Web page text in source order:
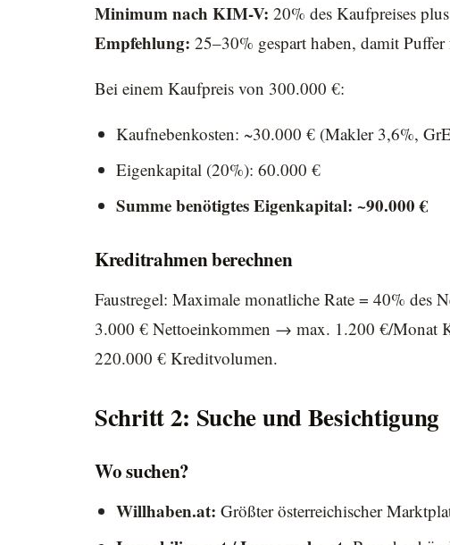
Minimum nach KIM-V: 20% des Kaufpreises
Empfehlung: 25–30% gespart haben, damit
Bei einem Kaufpreis von 300.000 €:
Kaufnebenkosten: ~30.000 € (Makler 3,6%,
Eigenkapital (20%): 60.000 €
Summe benötigtes Eigenkapital: ~90.000 €
Kreditrahmen berechnen
Faustregel: Maximale monatliche Rate = 40%
3.000 € Nettoeinkommen → max. 1.200 €/Monat
220.000 € Kreditvolumen.
Schritt 2: Suche und Besichtigung
Wo suchen?
Willhaben.at: Größter österreichischer